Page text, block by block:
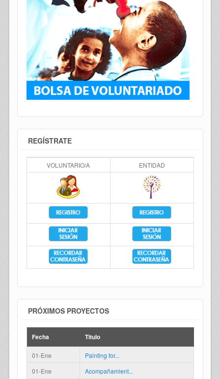
REGÍSTRATE
VOLUNTARIO/A ENTIDAD
PRÓXIMOS PROYECTOS
Fecha Titulo
01-Ene
Painting for...
01-Ene
Acompañamient...